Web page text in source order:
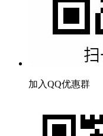
加入QQ优惠群